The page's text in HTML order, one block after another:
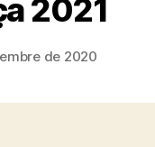
2021
de 2020